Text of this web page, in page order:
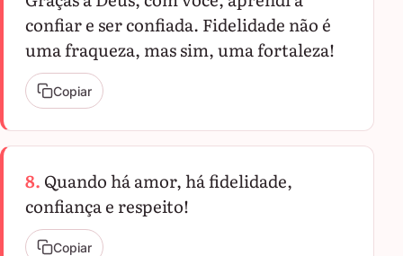
confiar e ser confiada. Fidelidade não é
uma fraqueza, mas sim, uma fortaleza!
Copiar
8. Quando há amor, há fidelidade,
confiança e respeito!
Copiar